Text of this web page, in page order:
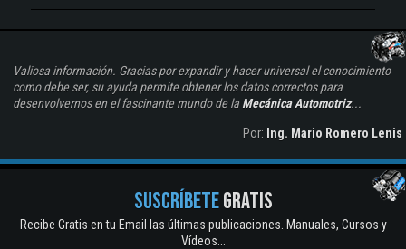
Valiosa información. Gracias por expandir y hacer universal el conocimiento
como debe ser, su ayuda permite obtener los datos correctos para
desenvolvernos en el fascinante mundo de la Mecánica Automotriz...
Por: Ing. Mario Romero Lenis
SUSCRÍBETEGRATIS
Recibe Gratis en tu Email las últimas publicaciones. Manuales, Cursos y
Vídeos...